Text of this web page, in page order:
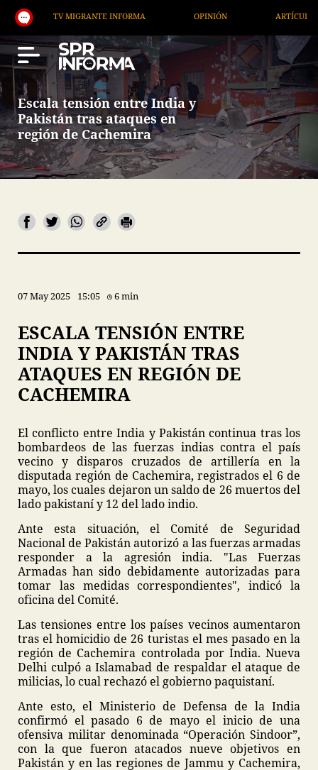
TV MIGRANTE INFORMA ARTÍCULOS
Escala tensión entre India y
Pakistán tras ataques en
región de Cachemira
07 May 2025 15:05 6 min
ESCALA TENSIÓN ENTRE
INDIA Y PAKISTÁN TRAS
ATAQUES EN REGIÓN DE
CACHEMIRA
El conflicto entre India y Pakistán continua tras los
bombardeos de las fuerzas indias contra el país
vecino y disparos cruzados de artillería en la
disputada región de Cachemira, registrados el 6 de
mayo, los cuales dejaron un saldo de 26 muertos del
lado pakistaní y 12 del lado indio.
Ante esta situación, el Comité de Seguridad
Nacional de Pakistán autorizó a las fuerzas armadas
responder a la agresión india. "Las Fuerzas
Armadas han sido debidamente autorizadas para
tomar las medidas correspondientes", indicó la
oficina del Comité.
Las tensiones entre los países vecinos aumentaron
tras el homicidio de 26 turistas el mes pasado en la
región de Cachemira controlada por India. Nueva
Delhi culpó a Islamabad de respaldar el ataque de
milicias, lo cual rechazó el gobierno paquistaní.
Ante esto, el Ministerio de Defensa de la India
confirmó el pasado 6 de mayo el inicio de una
ofensiva militar denominada “Operación Sindoor”,
con la que fueron atacados nueve objetivos en
Pakistán y en las regiones de Jammu y Cachemira,